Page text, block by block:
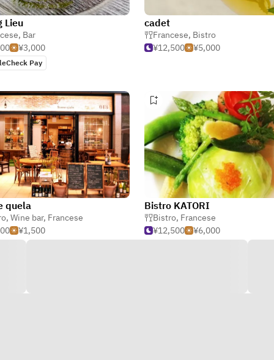
Lieu
, Bar
¥3,000
Pay
cadet
Francese, Bistro
¥12,500
¥5,000
quela
, Wine bar, Francese
¥1,500
Bistro KATORI
Bistro, Francese
¥12,500
¥6,000